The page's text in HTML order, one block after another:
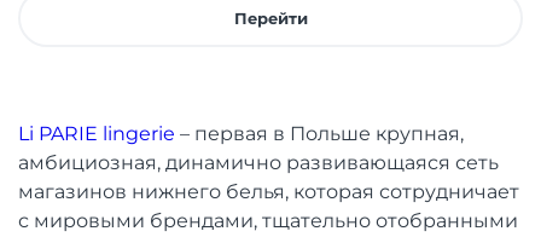
Перейти
Li PARIE lingerie – первая в Польше крупная,
амбициозная, динамично развивающаяся сеть
магазинов нижнего белья, которая сотрудничает
с мировыми брендами, тщательно отобранными